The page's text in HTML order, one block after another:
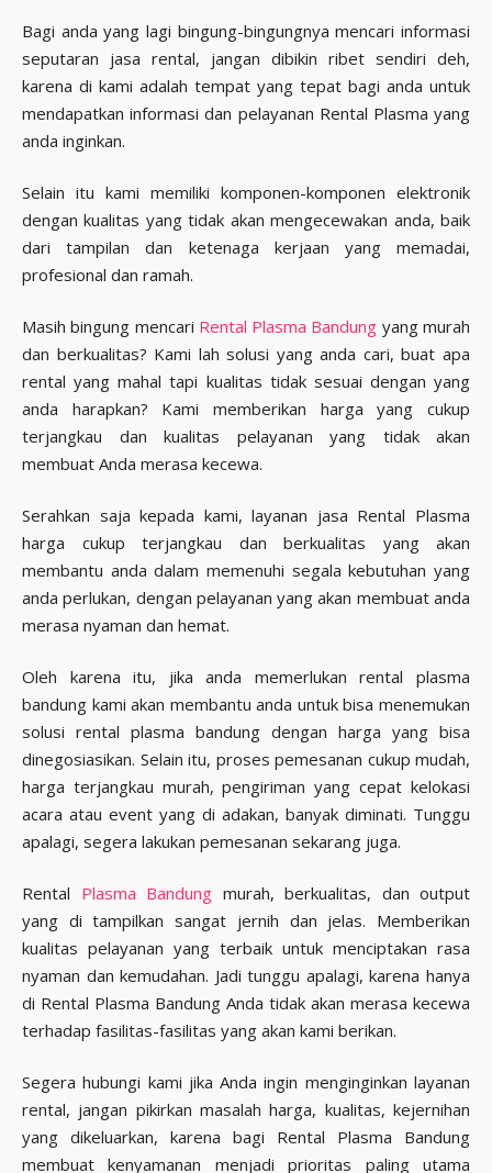
Bagi anda yang lagi bingung-bingungnya mencari informasi
seputaran jasa rental, jangan dibikin ribet sendiri deh,
karena di kami adalah tempat yang tepat bagi anda untuk
mendapatkan informasi dan pelayanan Rental Plasma yang
anda inginkan.
Selain itu kami memiliki komponen-komponen elektronik
dengan kualitas yang tidak akan mengecewakan anda, baik
dari tampilan dan ketenaga kerjaan yang memadai,
profesional dan ramah.
Masih bingung mencari Rental Plasma Bandung yang murah
dan berkualitas? Kami lah solusi yang anda cari, buat apa
rental yang mahal tapi kualitas tidak sesuai dengan yang
anda harapkan? Kami memberikan harga yang cukup
terjangkau dan kualitas pelayanan yang tidak akan
membuat Anda merasa kecewa.
Serahkan saja kepada kami, layanan jasa Rental Plasma
harga cukup terjangkau dan berkualitas yang akan
membantu anda dalam memenuhi segala kebutuhan yang
anda perlukan, dengan pelayanan yang akan membuat anda
merasa nyaman dan hemat.
Oleh karena itu, jika anda memerlukan rental plasma
bandung kami akan membantu anda untuk bisa menemukan
solusi rental plasma bandung dengan harga yang bisa
dinegosiasikan. Selain itu, proses pemesanan cukup mudah,
harga terjangkau murah, pengiriman yang cepat kelokasi
acara atau event yang di adakan, banyak diminati. Tunggu
apalagi, segera lakukan pemesanan sekarang juga.
Rental Plasma Bandung murah, berkualitas, dan output
yang di tampilkan sangat jernih dan jelas. Memberikan
kualitas pelayanan yang terbaik untuk menciptakan rasa
nyaman dan kemudahan. Jadi tunggu apalagi, karena hanya
di Rental Plasma Bandung Anda tidak akan merasa kecewa
terhadap fasilitas-fasilitas yang akan kami berikan.
Segera hubungi kami jika Anda ingin menginginkan layanan
rental, jangan pikirkan masalah harga, kualitas, kejernihan
yang dikeluarkan, karena bagi Rental Plasma Bandung
membuat kenyamanan menjadi prioritas paling utama